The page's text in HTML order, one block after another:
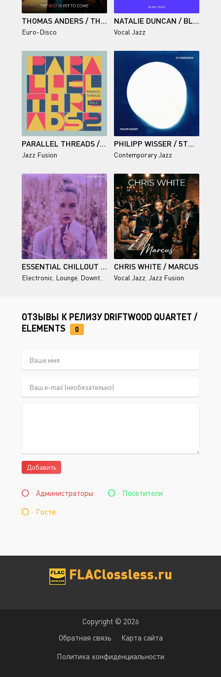
THOMAS ANDERS / THE BEST IS YET TO COME (NEW BONUS TRACK)
Euro-Disco
NATALIE DUNCAN / BLACK MOON
Vocal Jazz
PARALLEL THREADS / VOL. 2
Jazz Fusion
PHILIPP WISSER / 5TH DIMENSION
Contemporary Jazz
ESSENTIAL CHILLOUT VIBES
Electronic Lounge Downtempo ,Chillout
CHRIS WHITE / MARCUS
Vocal Jazz Jazz Fusion
ОТЗЫВЫ К РЕЛИЗУ DRIFTWOOD QUARTET /
ELEMENTS
0
Добавить
- Администраторы - Посетители
- Гости
FLAClossless.ru
Copyright © 2026
Обратная связь
Карта сайта
Политика конфиденциальности